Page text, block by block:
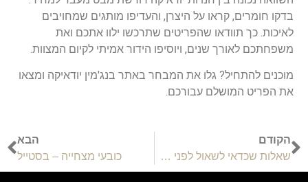
בדקו חומרים, קראו על היצרן, והעדיפו מותגים שמחויבים
לאיכות. כך תוודאו שהפריטים שתרכשו ילוו אתכם ואת
משפחתכם לאורך שנים, ויוסיפו הידור אמיתי לקיום המצוות.
מוכנים להתחיל? גלו את המבחר באתר בנג'מין יודאיקה ומצאו
את הפריט המושלם עבורכם.
הקודם
שאלות שכדאי לשאול לפני שבודקים כמה עולה חוקר פרטי
הבא
כובעי מצחייה – בסטייל